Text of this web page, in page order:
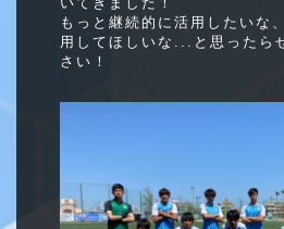
もっと継続的に活用したいな
用してほしいな...と思ったら
さい！